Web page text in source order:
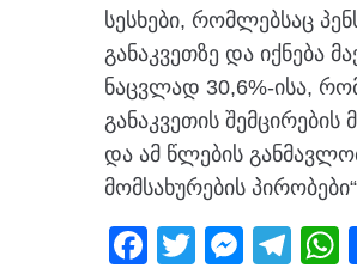
სესხები, რომლებსაც
განაკვეთზე და იქნება
ნაცვლად 30,6%-ისა,
განაკვეთის
და ამ წლების
მომსახურების
F
T
M
T